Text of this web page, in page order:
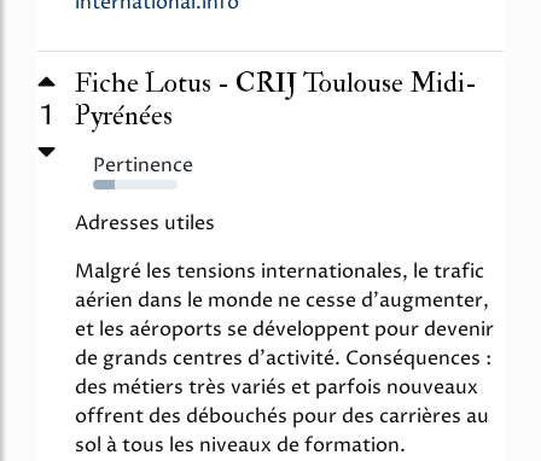
1
Fiche Lotus - CRIJ Toulouse Midi-
Pyrénées
Pertinence
25%
Adresses utiles
Malgré les tensions internationales, le trafic
aérien dans le monde ne cesse d'augmenter,
et les aéroports se développent pour devenir
de grands centres d'activité. Conséquences :
des métiers très variés et parfois nouveaux
offrent des débouchés pour des carrières au
sol à tous les niveaux de formation.